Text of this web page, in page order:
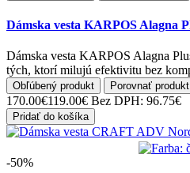
Dámska vesta KARPOS Alagna
Dámska vesta KARPOS Alagna
tých, ktorí milujú efektivitu bez
Obľúbený produkt Porovnať produkt
170.00€119.00€ Bez DPH: 96.75€
Pridať do košíka
-50%